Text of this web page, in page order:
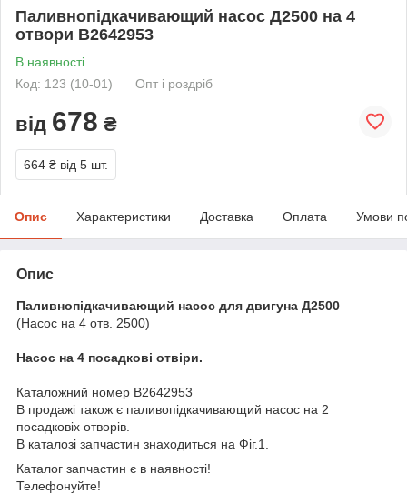
Паливнопідкачивающий насос Д2500 на 4
отвори B2642953
В наявності
Код: 123 (10-01)
Опт і роздріб
від 678 ₴
664 ₴ від 5 шт.
Опис Характеристики Доставка Оплата Умови
Опис
Паливнопідкачивающий насос для двигуна Д2500
(Насос на 4 отв. 2500)
Насос на 4 посадкові отвіри.
Каталожний номер B2642953
В продажі також є паливопідкачивающий насос на 2
посадковіх отворів.
В каталозі запчастин знаходиться на Фіг.1.
Каталог запчастин є в наявності!
Телефонуйте!